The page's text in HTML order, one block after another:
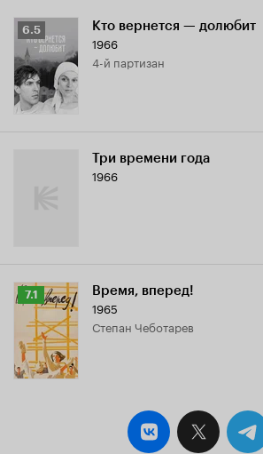
Рейтинг
Кинопоиска
6.5
6.5 Кто вернется — долюбит
1966
4-й партизан
Три времени года
1966
Рейтинг
Кинопоиска
7.1
7.1 Время, вперед!
1965
Степан Чеботарев